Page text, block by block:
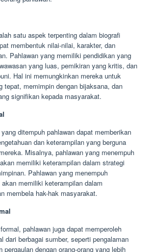
satu aspek terpenting dalam biografi
membentuk nilai-nilai, karakter, dan
Pahlawan yang memiliki pendidikan yang
yang luas, pemikiran yang kritis, dan
Hal ini memungkinkan mereka untuk
tepat, memimpin dengan bijaksana, dan
signifikan kepada masyarakat.
ditempuh pahlawan dapat memberikan
dan keterampilan yang berguna
Misalnya, pahlawan yang menempuh
memiliki keterampilan dalam strategi
Pahlawan yang menempuh
memiliki keterampilan dalam
membela hak-hak masyarakat.
pahlawan juga dapat memperoleh
dari berbagai sumber, seperti pengalaman
pergaulan dengan orang-orang yang lebih